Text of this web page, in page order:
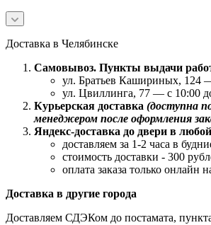
Доставка в Челябинске
Самовывоз. Пункты выдачи
ул. Братьев Кашириных, 124
ул. Цвиллинга, 77 — с 10:00
Курьерская доставка (доступна
менеджером после оформления
Яндекс-доставка до двери в
доставляем за 1-2 часа в
стоимость доставки - 300
оплата заказа только онлайн
Доставка в другие города
Доставляем СДЭКом до постамата,